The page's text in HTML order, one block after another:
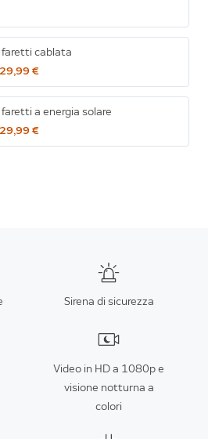
faretti cablata
€
a energia solare
€
Sirena di sicurezza
Video in HD a 1080p e
visione notturna a
colori